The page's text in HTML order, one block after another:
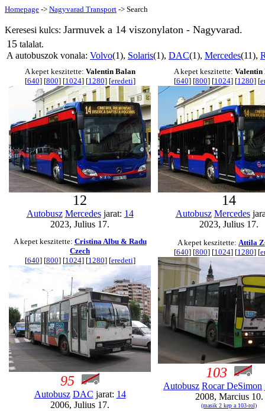
Homepage -> Nagyvarad Transport -> Search
Keresesi kulcs: Jarmuvek a 14 viszonylaton - Nagyvarad.
15 talalat.
A autobuszok vonala: Volvo(1), Solaris(1), DAC(1), Mercedes(11),
A kepet keszitette: Valentin Balan
[640] [800] [1024] [1280] [eredeti]
12
Autobusz Mercedesjarat: 14
2023, Julius 17.
A kepet keszitette: Valentin
[640] [800] [1024] [1280] [
14
Autobusz Mercedes
2023, Julius 17.
A kepet keszitette: Cristina Albu & Radu
Czech
[640] [800] [1024] [1280] [eredeti]
95
Autobusz DAC jarat: 14
2006, Julius 17.
A kepet keszitette: Attila
[640] [800] [1024] [1280] [
103
Autobusz Rocar DeSimon
2008, Marcius 10.
(masik 2 kep a 103-rol)